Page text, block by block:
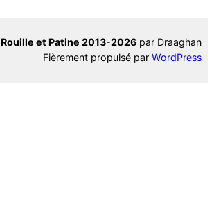
Rouille et Patine 2013-2026 par Draaghan
Fièrement propulsé par WordPress